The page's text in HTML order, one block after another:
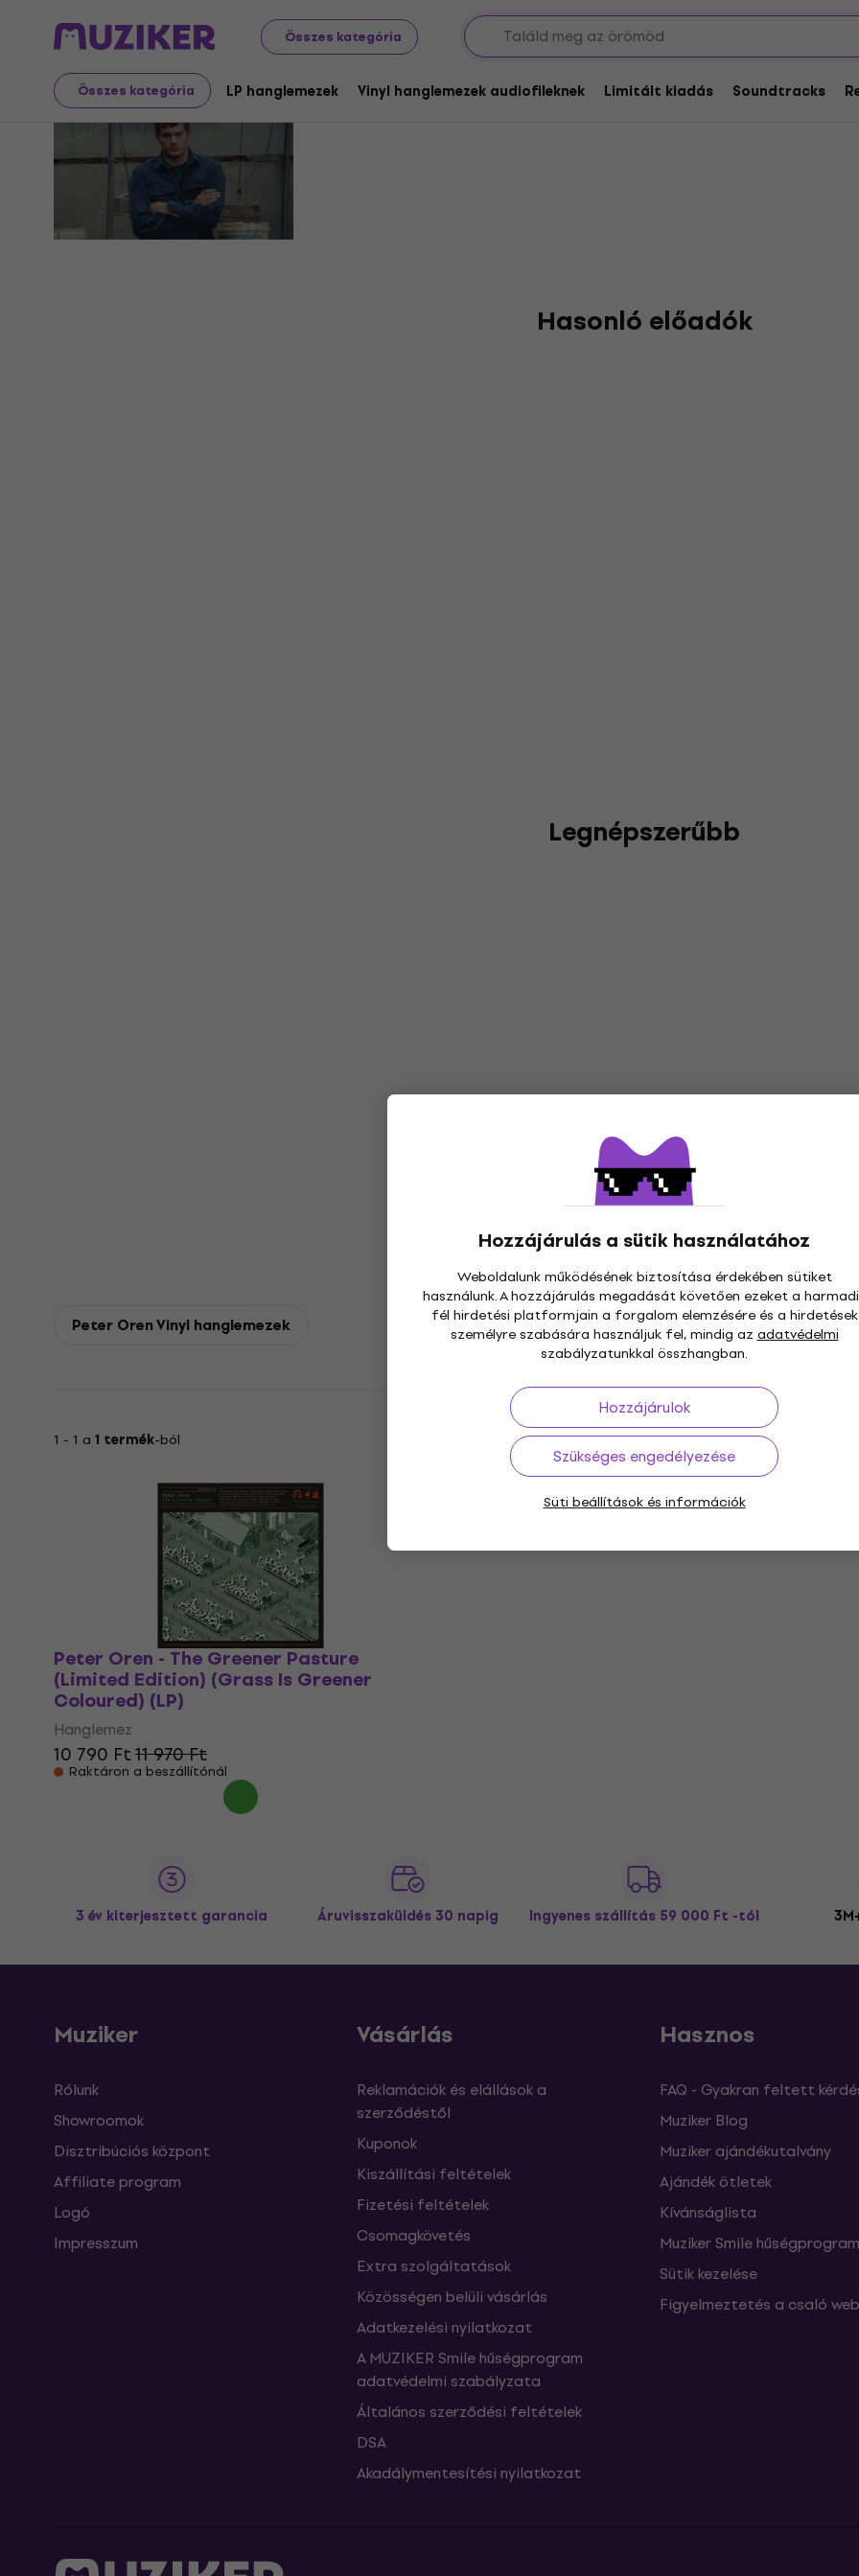
Összes kategória
Összes kategória LP hanglemezek Vinyl hanglemezek audiofileknek Limitált kiadás Soundtracks
Hozzájárulás a sütik használatához
Weboldalunk működésének biztosítása érdekében sütiket
használunk. A hozzájárulás megadását követően ezeket a
fél hirdetési platformjain a forgalom elemzésére és a hirdetések
személyre szabására használjuk fel, mindig az adatvédelmi
szabályzatunkkal összhangban.
Hozzájárulok
Szükséges engedélyezése
Süti beállítások és információk
Peter Oren
Hasonló előadók
Legnépszerűbb
Peter Oren Vinyl hanglemezek
1 - 1 a 1 termék-ból
Peter Oren - The Greener Pasture
(Limited Edition) (Grass Is Greener
Coloured) (LP)
Hanglemez
10 790 Ft11 970 Ft
Raktáron a beszállítónál
3 év kiterjesztett garancia Áruvisszaküldés 30 napig Ingyenes szállítás 59 000 Ft -tól
Muziker
Rólunk
Showroomok
Disztribúciós központ
Affiliate program
Logó
Impresszum
Vásárlás
Reklamációk és elállások a
szerződéstől
Kuponok
Kiszállítási feltételek
Fizetési feltételek
Csomagkövetés
Extra szolgáltatások
Közösségen belüli vásárlás
Adatkezelési nyilatkozat
A MUZIKER Smile hűségprogram
adatvédelmi szabályzata
Általános szerződési feltételek
DSA
Akadálymentesítési nyilatkozat
Hasznos
FAQ - Gyakran feltett
Muziker Blog
Muziker ajándékutalvány
Ajándék ötletek
Kívánságlista
Muziker Smile hűségprogram
Sütik kezelése
Figyelmeztetés a csaló